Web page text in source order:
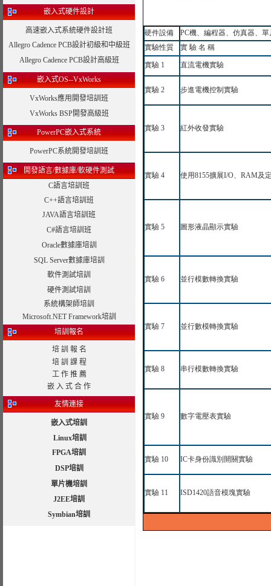
嵌入式硬件設計
高速嵌入式系統硬件設計班
Allegro Cadence PCB設計初級和中級班
Allegro Cadence PCB設計高級班
嵌入式OS--VxWorks
VxWorks應用開發培訓班
VxWorks BSP開發高級班
PowerPC嵌入式系統
PowerPC系統開發培訓班
開發語言/數據庫/軟硬件測試
C語言培訓班
C++語言培訓班
JAVA語言培訓班
C#語言培訓班
Oracle數據庫培訓
SQL Server數據庫培訓
軟件測試培訓
硬件測試培訓
系統構架師培訓
Microsoft.NET Framework培訓
培訓報名
培 訓 報 名
培 訓 課 程
工 作 推 薦
嵌 入 式 合 作
友情連接
嵌入式培訓
Linux培訓
FPGA培訓
DSP培訓
單片機培訓
J2EE培訓
Symbian培訓
硬件設備 PC機、編程器、仿真器、
實驗性質
實 驗 名 稱
實驗1 直流電機實驗
實驗2 步進電機控制實驗
實驗3 紅外收發實驗
實驗4 使用8155擴展I/O、 RAM及
實驗5 圖形液晶顯示實驗
實驗6 並行模數轉換實驗
實驗7 並行數模轉換實驗
實驗8 串行模數轉換實驗
實驗9 數字電壓表實驗
實驗 10 IC卡身份識別開關實驗
實驗 11 ISD1420語音模塊實驗